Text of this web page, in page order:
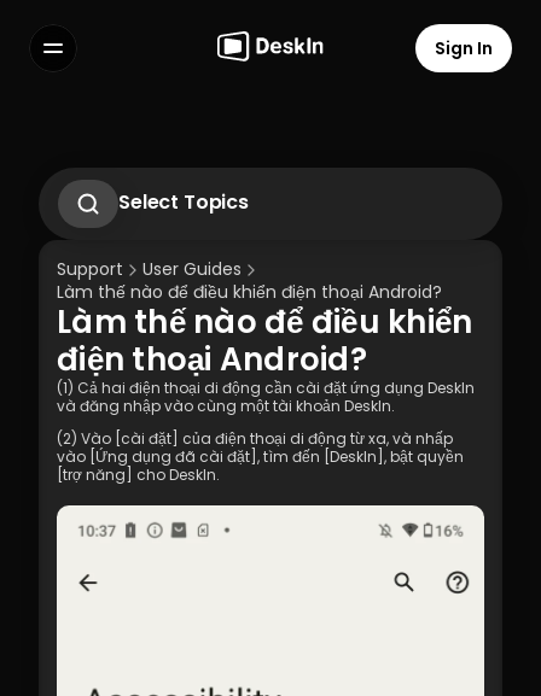
Terms of Service
Privacy Policy
Sign In
Select Topics
1.3 Chạy ứng dụng DeskIn Client
1.4 Đăng ký và Đăng nhập vào Client
DeskIn
1.5 Cài đặt Quyền
Support
User Guides
Làm thế nào để điều khiển điện thoại Android?
Làm thế nào để điều khiển
điện thoại Android?
(1) Cả hai điện thoại di động cần cài đặt ứng dụng DeskIn
và đăng nhập vào cùng một tài khoản DeskIn.
(2) Vào [cài đặt] của điện thoại di động từ xa, và nhấp
vào [Ứng dụng đã cài đặt], tìm đến [DeskIn], bật quyền
[trợ năng] cho DeskIn.